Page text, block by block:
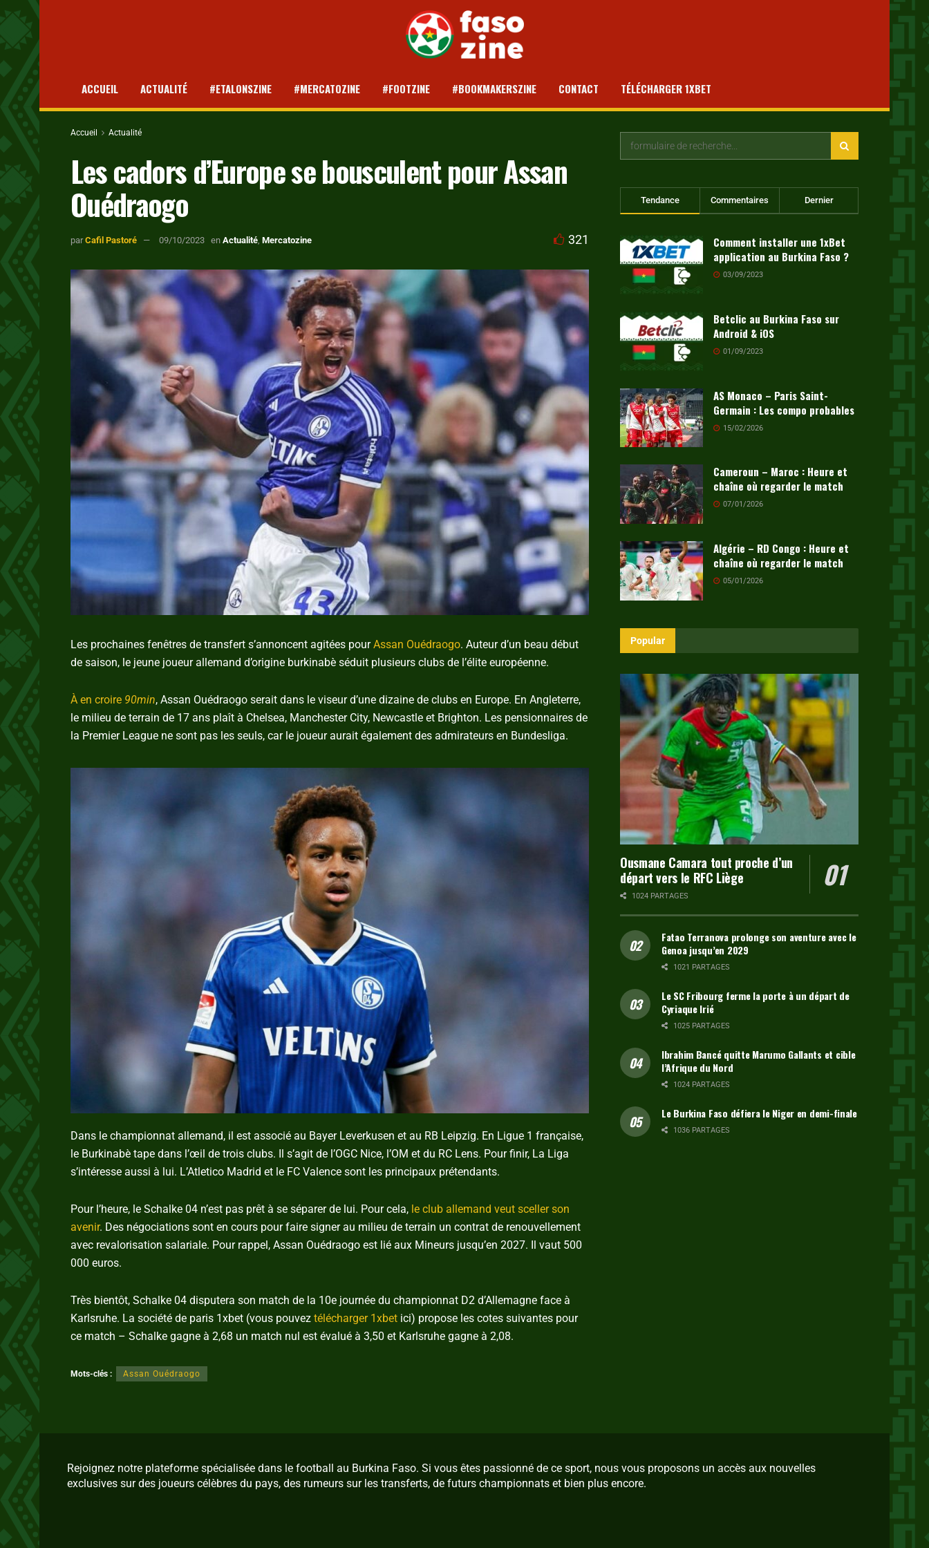
ACCUEIL ACTUALITÉ #ETALONSZINE #MERCATOZINE #FOOTZINE #BOOKMAKERSZINE CONTACT TÉLÉCHARGER 1XBET
Accueil Actualité
Les cadors d’Europe se bousculent pour Assan
Ouédraogo
par Cafil Pastoré 09/10/2023 en Actualité Mercatozine 321
Les prochaines fenêtres de transfert s’annoncent agitées pourAssan Ouédraogo. Auteur d’un beau début
de saison, le jeune joueur allemand d’origine burkinabè séduit plusieurs clubs de l’élite européenne.
À en croire 90min, Assan Ouédraogo serait dans le viseur d’une dizaine de clubs en Europe. En Angleterre,
le milieu de terrain de 17 ans plaît à Chelsea, Manchester City, Newcastle et Brighton. Les pensionnaires de
la Premier League ne sont pas les seuls, car le joueur aurait également des admirateurs en Bundesliga.
Dans le championnat allemand, il est associé au Bayer Leverkusen et au RB Leipzig. En Ligue 1 française,
le Burkinabè tape dans l’œil de trois clubs. Il s’agit de l’OGC Nice, l’OM et du RC Lens. Pour finir, La Liga
s’intéresse aussi à lui. L’Atletico Madrid et le FC Valence sont les principaux prétendants.
Pour l’heure, le Schalke 04 n’est pas prêt à se séparer de lui. Pour cela, le club allemand veut sceller son
avenir. Des négociations sont en cours pour faire signer au milieu de terrain un contrat de renouvellement
avec revalorisation salariale. Pour rappel, Assan Ouédraogo est lié aux Mineurs jusqu’en 2027. Il vaut 500
000 euros.
Très bientôt, Schalke 04 disputera son match de la 10e journée du championnat D2 d’Allemagne face à
Karlsruhe. La société de paris 1xbet (vous pouvez télécharger 1xbet ici) propose les cotes suivantes pour
ce match – Schalke gagne à 2,68 un match nul est évalué à 3,50 et Karlsruhe gagne à 2,08.
Mots-clés : Assan Ouédraogo
Tendance Commentaires Dernier
Comment installer une 1xBet
application au Burkina Faso ?
03/09/2023
Betclic au Burkina Faso sur
Android & iOS
01/09/2023
AS Monaco – Paris Saint-
Germain : Les compo probables
15/02/2026
Cameroun – Maroc : Heure et
chaîne où regarder le match
07/01/2026
Algérie – RD Congo : Heure et
chaîne où regarder le match
05/01/2026
Popular
Ousmane Camara tout proche d’un
départ vers le RFC Liège
1024 PARTAGES
Fatao Terranova prolonge son aventure avec le
Genoa jusqu’en 2029
1021 PARTAGES
Le SC Fribourg ferme la porte à un départ de
Cyriaque Irié
1025 PARTAGES
Ibrahim Bancé quitte Marumo Gallants et cible
l’Afrique du Nord
1024 PARTAGES
Le Burkina Faso défiera le Niger en demi-finale
1036 PARTAGES
Rejoignez notre plateforme spécialisée dans le football au Burkina Faso. Si vous êtes passionné de ce sport, nous vous proposons un accès aux nouvelles
exclusives sur des joueurs célèbres du pays, des rumeurs sur les transferts, de futurs championnats et bien plus encore.